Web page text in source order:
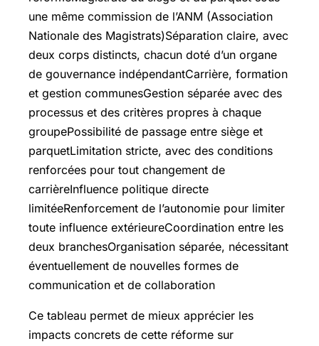
une même commission de l’ANM (Association
Nationale des Magistrats)Séparation claire, avec
deux corps distincts, chacun doté d’un organe
de gouvernance indépendantCarrière, formation
et gestion communesGestion séparée avec des
processus et des critères propres à chaque
groupePossibilité de passage entre siège et
parquetLimitation stricte, avec des conditions
renforcées pour tout changement de
carrièreInfluence politique directe
limitéeRenforcement de l’autonomie pour limiter
toute influence extérieureCoordination entre les
deux branchesOrganisation séparée, nécessitant
éventuellement de nouvelles formes de
communication et de collaboration
Ce tableau permet de mieux apprécier les
impacts concrets de cette réforme sur